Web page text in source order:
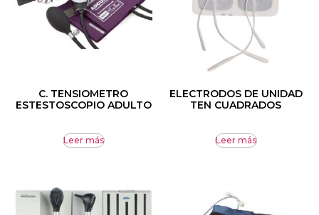
C. TENSIOMETRO
ESTESTOSCOPIO ADULTO
Leer más
ELECTRODOS DE UNIDAD
TEN CUADRADOS
Leer más